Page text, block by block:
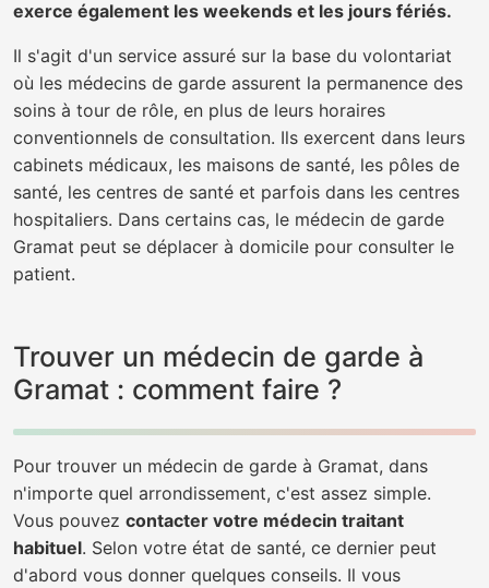
exerce également les weekends et les jours fériés.
Il s'agit d'un service assuré sur la base du volontariat
où les médecins de garde assurent la permanence des
soins à tour de rôle, en plus de leurs horaires
conventionnels de consultation. Ils exercent dans leurs
cabinets médicaux, les maisons de santé, les pôles de
santé, les centres de santé et parfois dans les centres
hospitaliers. Dans certains cas, le médecin de garde
Gramat peut se déplacer à domicile pour consulter le
patient.
Trouver un médecin de garde à
Gramat : comment faire ?
Pour trouver un médecin de garde à Gramat, dans
n'importe quel arrondissement, c'est assez simple.
Vous pouvez contacter votre médecin traitant
habituel. Selon votre état de santé, ce dernier peut
d'abord vous donner quelques conseils. Il vous